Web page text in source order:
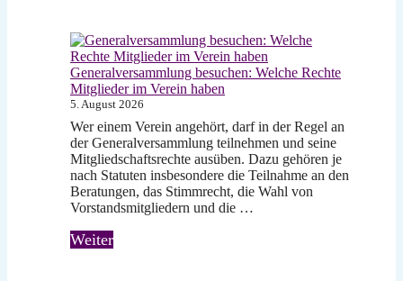
Generalversammlung besuchen: Welche Rechte
Mitglieder im Verein haben
5. August 2026
Wer einem Verein angehört, darf in der Regel an
der Generalversammlung teilnehmen und seine
Mitgliedschaftsrechte ausüben. Dazu gehören je
nach Statuten insbesondere die Teilnahme an den
Beratungen, das Stimmrecht, die Wahl von
Vorstandsmitgliedern und die …
Weiter